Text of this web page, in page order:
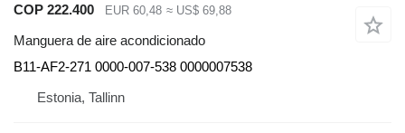
COP 222.400 EUR 60,48 ≈ US$ 69,88
Manguera de aire acondicionado
B11-AF2-271 0000-007-538 0000007538
Estonia, Tallinn